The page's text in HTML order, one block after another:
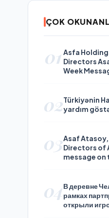
ÇOK
01 Asfa
Directors
Week
02Türkiyənin
yardım
03Asaf
Directors of
message on
04В деревне
рамках
открыли